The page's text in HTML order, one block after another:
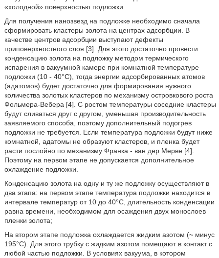
«холодной» поверхностью подложки.
Для получения нанозвезд на подложке необходимо сначала
сформировать кластеры золота на центрах адсорбции. В
качестве центров адсорбции выступают дефекты
приповерхностного слоя [3]. Для этого достаточно провести
конденсацию золота на подложку методом термического
испарения в вакуумной камере при комнатной температуре
подложки (10 - 40°С), тогда энергии адсорбированных атомов
(адатомов) будет достаточно для формирования нужного
количества золотых кластеров по механизму островкового роста
Фольмера-Вебера [4]. С ростом температуры соседние кластеры
будут сливаться друг с другом, уменьшая производительность
заявляемого способа, поэтому дополнительный подогрев
подложки не требуется. Если температура подложки будут ниже
комнатной, адатомы не образуют кластеров, и пленка будет
расти послойно по механизму Франка - ван дер Мерве [4].
Поэтому на первом этапе не допускается дополнительное
охлаждение подложки.
Конденсацию золота на одну и ту же подложку осуществляют в
два этапа: на первом этапе температура подложки находится в
интервале температур от 10 до 40°С, длительность конденсации
равна времени, необходимом для осаждения двух монослоев
пленки золота;
На втором этапе подложка охлаждается жидким азотом (~ минус
195°С). Для этого трубку с жидким азотом помещают в контакт с
любой частью подложки. В условиях вакуума, в котором